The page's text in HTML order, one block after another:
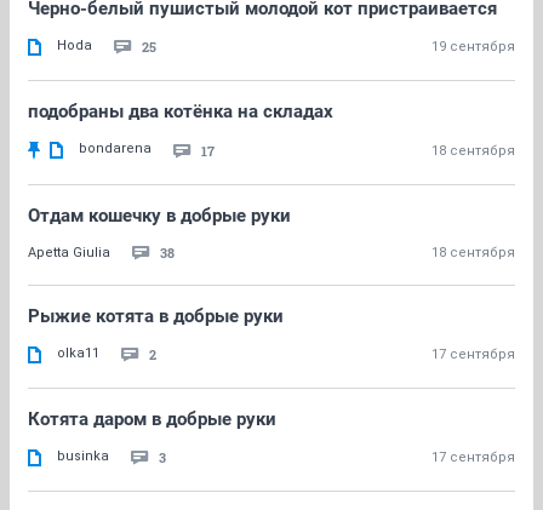
Черно-белый пушистый молодой кот пристраивается
Hoda 25 19 сентября
подобраны два котёнка на складах
bondarena 17 18 сентября
Отдам кошечку в добрые руки
Apetta Giulia 38 18 сентября
Рыжие котята в добрые руки
olka11 2 17 сентября
Котята даром в добрые руки
businka 3 17 сентября